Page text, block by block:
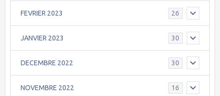
FEVRIER 2023 26
JANVIER 2023 30
DECEMBRE 2022 30
NOVEMBRE 2022 16